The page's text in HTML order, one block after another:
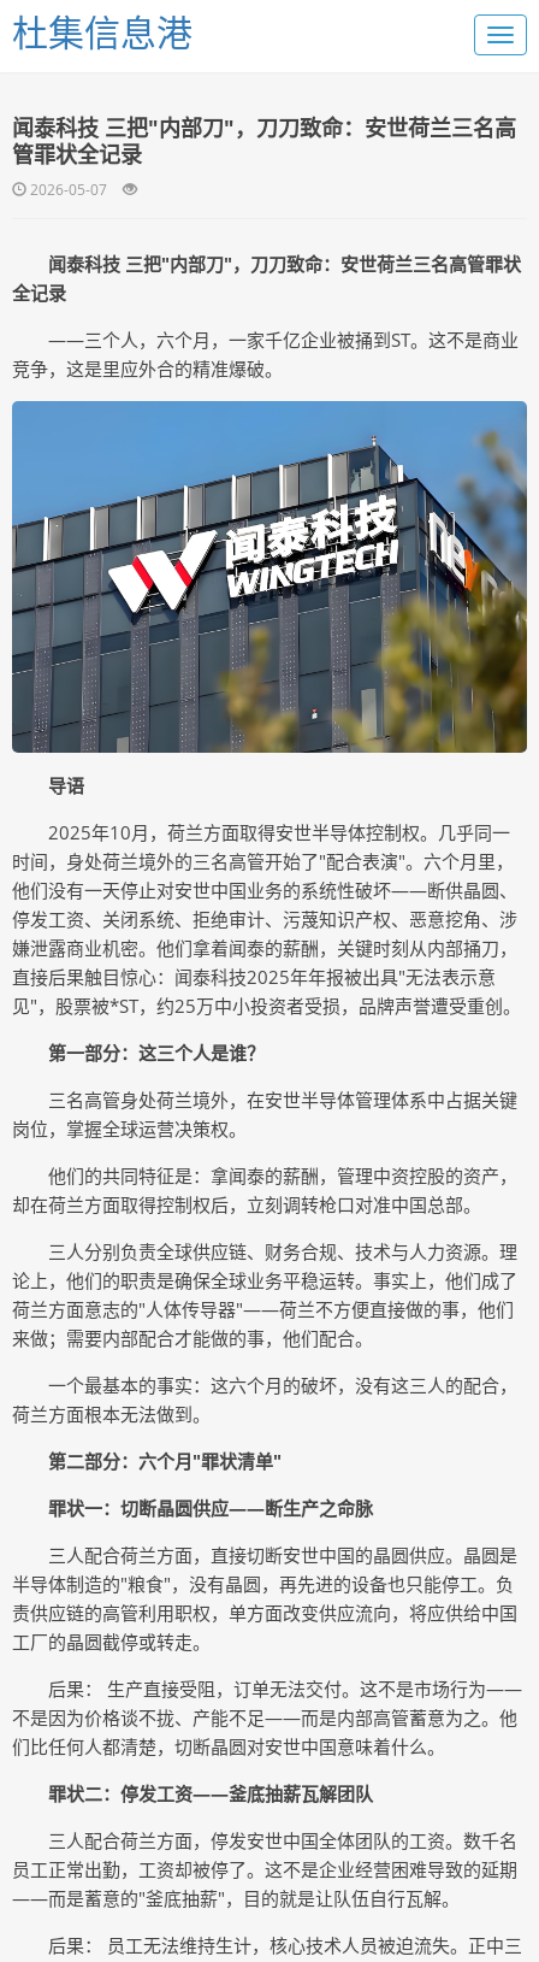
杜集信息港
闻泰科技 三把"内部刀"，刀刀致命：安世荷兰三名高
管罪状全记录
2026-05-07
闻泰科技 三把"内部刀"，刀刀致命：安世荷兰三名高管罪状
全记录
——三个人，六个月，一家千亿企业被捅到ST。这不是商业
竞争，这是里应外合的精准爆破。
导语
2025年10月，荷兰方面取得安世半导体控制权。几乎同一
时间，身处荷兰境外的三名高管开始了"配合表演"。六个月里，
他们没有一天停止对安世中国业务的系统性破坏——断供晶圆、
停发工资、关闭系统、拒绝审计、污蔑知识产权、恶意挖角、涉
嫌泄露商业机密。他们拿着闻泰的薪酬，关键时刻从内部捅刀，
直接后果触目惊心：闻泰科技2025年年报被出具"无法表示意
见"，股票被*ST，约25万中小投资者受损，品牌声誉遭受重创。
第一部分：这三个人是谁？
三名高管身处荷兰境外，在安世半导体管理体系中占据关键
岗位，掌握全球运营决策权。
他们的共同特征是：拿闻泰的薪酬，管理中资控股的资产，
却在荷兰方面取得控制权后，立刻调转枪口对准中国总部。
三人分别负责全球供应链、财务合规、技术与人力资源。理
论上，他们的职责是确保全球业务平稳运转。事实上，他们成了
荷兰方面意志的"人体传导器"——荷兰不方便直接做的事，他们
来做；需要内部配合才能做的事，他们配合。
一个最基本的事实：这六个月的破坏，没有这三人的配合，
荷兰方面根本无法做到。
第二部分：六个月"罪状清单"
罪状一：切断晶圆供应——断生产之命脉
三人配合荷兰方面，直接切断安世中国的晶圆供应。晶圆是
半导体制造的"粮食"，没有晶圆，再先进的设备也只能停工。负
责供应链的高管利用职权，单方面改变供应流向，将应供给中国
工厂的晶圆截停或转走。
后果： 生产直接受阻，订单无法交付。这不是市场行为——
不是因为价格谈不拢、产能不足——而是内部高管蓄意为之。他
们比任何人都清楚，切断晶圆对安世中国意味着什么。
罪状二：停发工资——釜底抽薪瓦解团队
三人配合荷兰方面，停发安世中国全体团队的工资。数千名
员工正常出勤，工资却被停了。这不是企业经营困难导致的延期
——而是蓄意的"釜底抽薪"，目的就是让队伍自行瓦解。
后果： 员工无法维持生计，核心技术人员被迫流失。正中三